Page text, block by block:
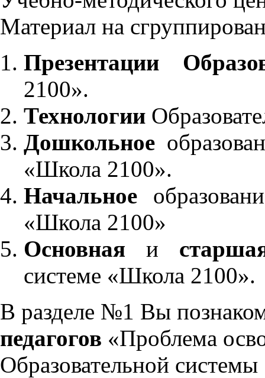
Материал на
Презентации
2100».
Технологии
Дошкольное
«Школа 2100».
Начальное
«Школа 2100»
Основнаяи
системе «Школа 2100».
В разделе №1 Вы
педагогов «Проблема
Образовательной